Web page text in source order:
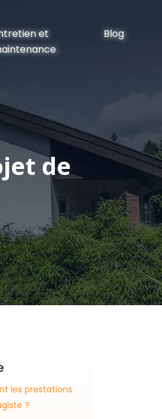
et
Blog
de
les prestations
?